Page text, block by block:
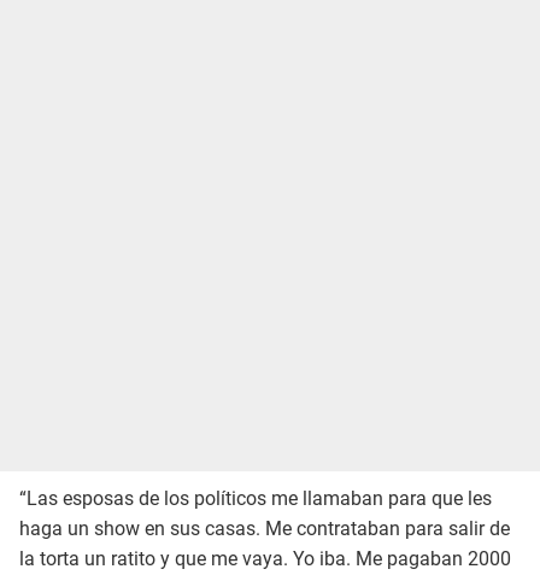
“Las esposas de los políticos me llamaban para que les
haga un show en sus casas. Me contrataban para salir de
la torta un ratito y que me vaya. Yo iba. Me pagaban 2000